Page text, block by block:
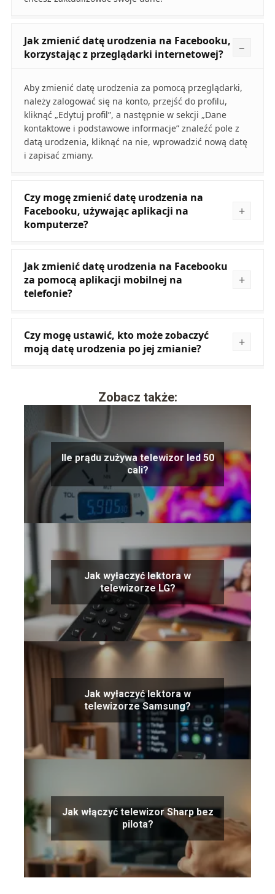
Jak zmienić datę urodzenia na Facebooku,
korzystając z przeglądarki internetowej?
Aby zmienić datę urodzenia za pomocą przeglądarki,
należy zalogować się na konto, przejść do profilu,
kliknąć „Edytuj profil”, a następnie w sekcji „Dane
kontaktowe i podstawowe informacje” znaleźć pole z
datą urodzenia, kliknąć na nie, wprowadzić nową datę
i zapisać zmiany.
Czy mogę zmienić datę urodzenia na
Facebooku, używając aplikacji na
komputerze?
Jak zmienić datę urodzenia na Facebooku
za pomocą aplikacji mobilnej na
telefonie?
Czy mogę ustawić, kto może zobaczyć
moją datę urodzenia po jej zmianie?
Zobacz także:
Ile prądu zużywa telewizor led 50
cali?
Jak wyłaczyć lektora w
telewizorze LG?
Jak wyłaczyć lektora w
telewizorze Samsung?
Jak włączyć telewizor Sharp bez
pilota?